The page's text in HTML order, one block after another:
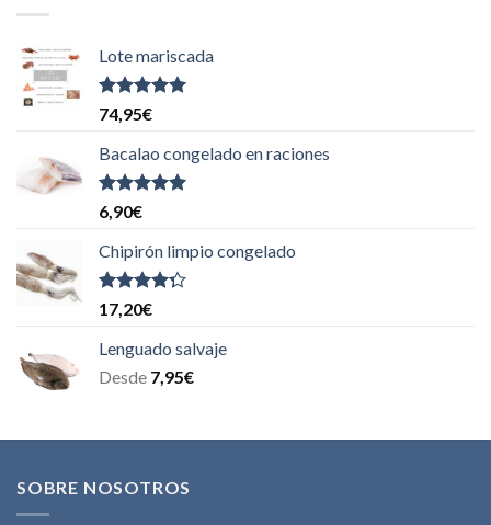
Lote mariscada
Valorado
con
5
74,95€
Bacalao congelado en raciones
Valorado
con
5
6,90€
Chipirón limpio congelado
Valorado
con
de 5
17,20€
Lenguado salvaje
Desde 7,95€
SOBRE NOSOTROS